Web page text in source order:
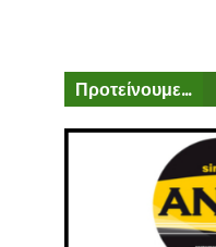
Προτείνουμε...